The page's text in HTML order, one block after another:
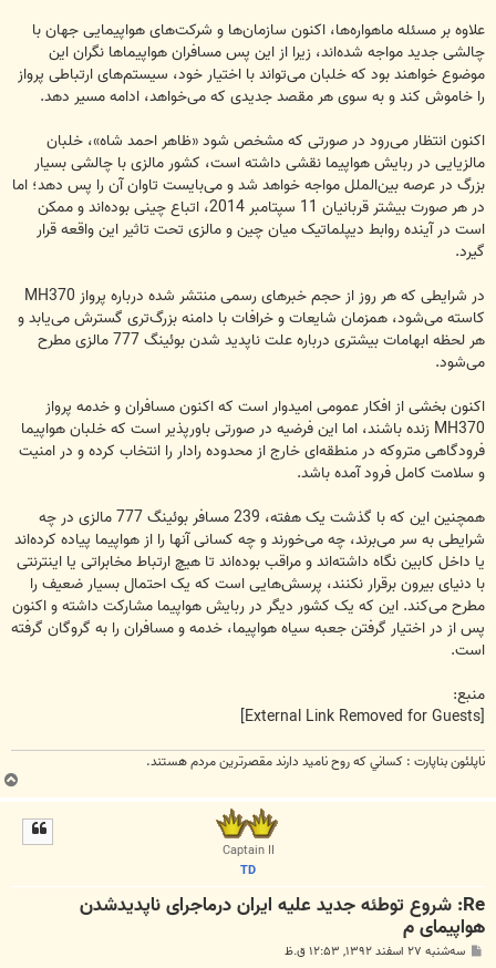
علاوه بر مسئله ماهواره‌ها، اکنون سازمان‌ها و شرکت‌های هواپیمایی جهان با
چالشی جدید مواجه شده‌اند، زیرا از این پس مسافران هواپیماها نگران این
موضوع خواهند بود که خلبان می‌تواند با اختیار خود، سیستم‌های ارتباطی پرواز
را خاموش کند و به سوی هر مقصد جدیدی که می‌خواهد، ادامه مسیر دهد.
اکنون انتظار می‌رود در صورتی که مشخص شود «ظاهر احمد شاه»، خلبان
مالزیایی در ربایش هواپیما نقشی داشته است، کشور مالزی با چالشی بسیار
بزرگ در عرصه بین‌الملل مواجه خواهد شد و می‌بایست تاوان آن را پس دهد؛ اما
در هر صورت بیشتر قربانیان 11 سپتامبر 2014، اتباع چینی بوده‌اند و ممکن
است در آینده روابط دیپلماتیک میان چین و مالزی تحت تاثیر این واقعه قرار
گیرد.
در شرایطی که هر روز از حجم خبرهای رسمی منتشر شده درباره پرواز MH370
کاسته می‌شود، همزمان شایعات و خرافات با دامنه بزرگ‌تری گسترش می‌یابد و
هر لحظه ابهامات بیشتری درباره علت ناپدید شدن بوئینگ 777 مالزی مطرح
می‌شود.
اکنون بخشی از افکار عمومی امیدوار است که اکنون مسافران و خدمه پرواز
MH370 زنده باشند، اما این فرضیه در صورتی باورپذیر است که خلبان هواپیما
فرودگاهی متروکه در منطقه‌ای خارج از محدوده رادار را انتخاب کرده و در امنیت
و سلامت کامل فرود آمده باشد.
همچنین این که با گذشت یک هفته، 239 مسافر بوئینگ 777 مالزی در چه
شرایطی به سر می‌برند، چه می‌خورند و چه کسانی آنها را از هواپیما پیاده کرده‌اند
یا داخل کابین نگاه داشته‌اند و مراقب بوده‌اند تا هیچ ارتباط مخابراتی یا اینترنتی
با دنیای بیرون برقرار نکنند، پرسش‌هایی است که یک احتمال بسیار ضعیف را
مطرح می‌کند. این که یک کشور دیگر در ربایش هواپیما مشارکت داشته و اکنون
پس از در اختیار گرفتن جعبه سیاه هواپیما، خدمه و مسافران را به گروگان گرفته
است.
منبع:
ناپلئون بناپارت : کساني که روح ناميد دارند مقصرترين مردم هستند.
ب
ا
Captain II
TD
Re: شروع توطئه جدید علیه ایران درماجرای ناپدیدشدن
هواپیمای م
پ سه‌شنبه ۲۷ اسفند ۱۳۹۲, ۱۲:۵۳ ق.ظ